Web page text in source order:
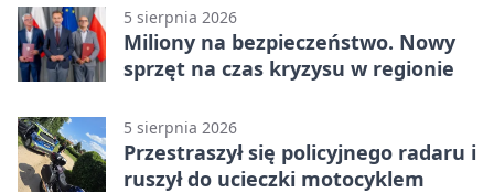
5 sierpnia 2026
Miliony na bezpieczeństwo. Nowy
sprzęt na czas kryzysu w regionie
5 sierpnia 2026
Przestraszył się policyjnego radaru i
ruszył do ucieczki motocyklem